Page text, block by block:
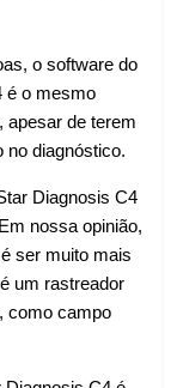
o software do
é o mesmo
apesar de terem
no diagnóstico.
Diagnosis C4
nossa opinião,
ser muito mais
um rastreador
como campo